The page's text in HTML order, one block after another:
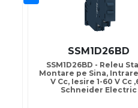
SSM1D26BD
SSM1D26BD - Releu
Montare pe Sina,
V Cc, Iesire 1-60 V Cc
Schneider Electric